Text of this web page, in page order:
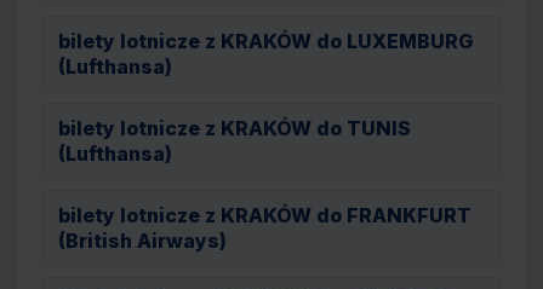
bilety lotnicze z KRAKÓW do LUXEMBURG
(Lufthansa)
bilety lotnicze z KRAKÓW do TUNIS
(Lufthansa)
bilety lotnicze z KRAKÓW do FRANKFURT
(British Airways)